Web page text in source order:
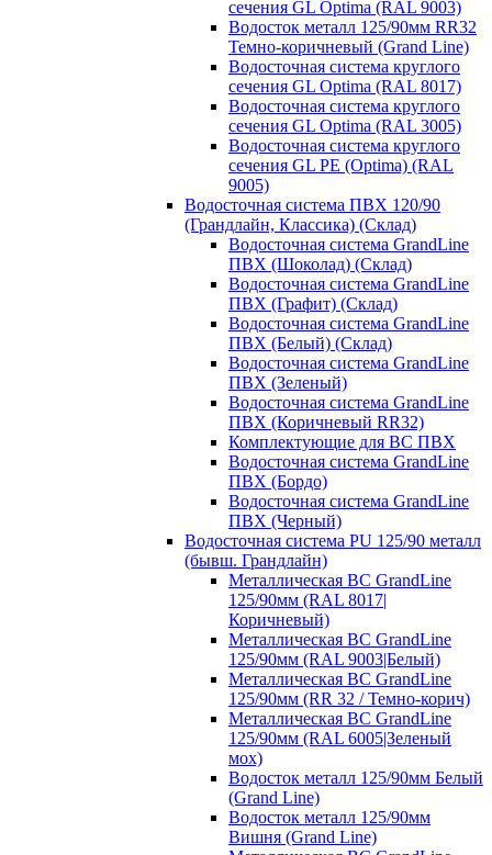
сечения GL Optima (RAL 9003)
Водосток металл 125/90мм RR32
Темно-коричневый (Grand Line)
Водосточная система круглого
сечения GL Optima (RAL 8017)
Водосточная система круглого
сечения GL Optima (RAL 3005)
Водосточная система круглого
сечения GL PE (Optima) (RAL
9005)
Водосточная система ПВХ 120/90
(Грандлайн, Классика) (Склад)
Водосточная система GrandLine
ПВХ (Шоколад) (Склад)
Водосточная система GrandLine
ПВХ (Графит) (Склад)
Водосточная система GrandLine
ПВХ (Белый) (Склад)
Водосточная система GrandLine
ПВХ (Зеленый)
Водосточная система GrandLine
ПВХ (Коричневый RR32)
Комплектующие для ВС ПВХ
Водосточная система GrandLine
ПВХ (Бордо)
Водосточная система GrandLine
ПВХ (Черный)
Водосточная система PU 125/90 металл
(бывш. Грандлайн)
Металлическая ВС GrandLine
125/90мм (RAL 8017|
Коричневый)
Металлическая ВС GrandLine
125/90мм (RAL 9003|Белый)
Металлическая ВС GrandLine
125/90мм (RR 32 / Темно-корич)
Металлическая ВС GrandLine
125/90мм (RAL 6005|Зеленый
мох)
Водосток металл 125/90мм Белый
(Grand Line)
Водосток металл 125/90мм
Вишня (Grand Line)